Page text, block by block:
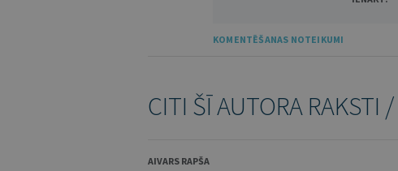
KOMENTĒŠANAS NOTEIKUMI
CITI ŠĪ AUTORA RAKSTI /
AIVARS RAPŠA